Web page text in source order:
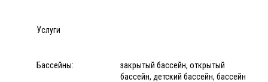
Услуги
Бассейны:
закрытый бассейн, открытый
бассейн, детский бассейн, бассейн